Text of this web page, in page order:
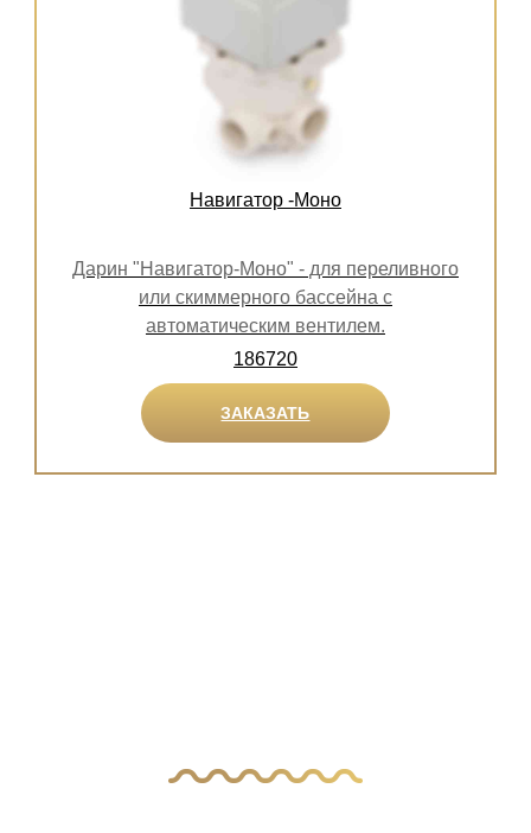
Навигатор -Моно
Дарин "Навигатор-Моно" - для переливного
или скиммерного бассейна с
автоматическим вентилем.
186720
ЗАКАЗАТЬ